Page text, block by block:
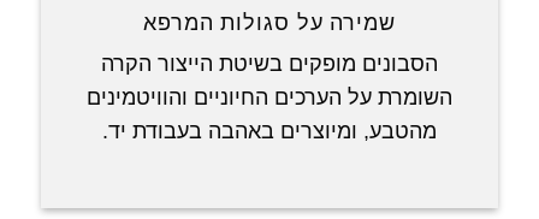
שמירה על סגולות המרפא
הסבונים מופקים בשיטת הייצור הקרה
השומרת על הערכים החיוניים והוויטמינים
מהטבע, ומיוצרים באהבה בעבודת יד.